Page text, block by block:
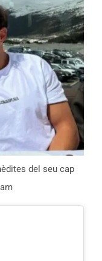
del seu cap